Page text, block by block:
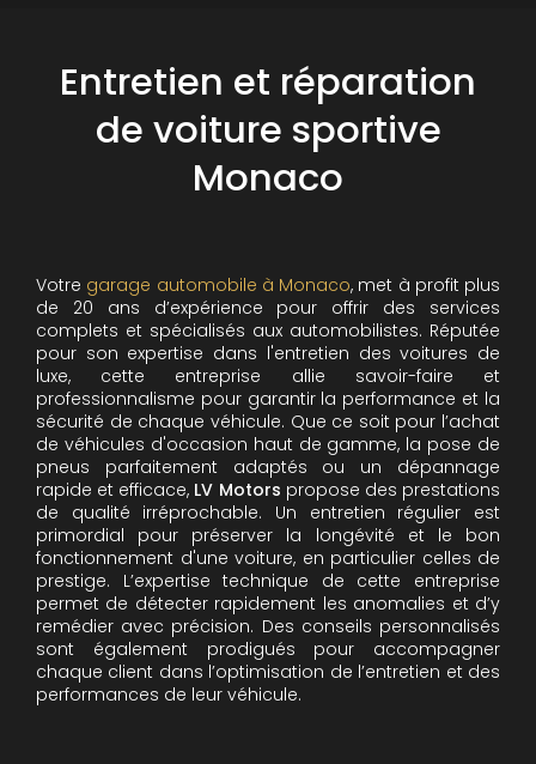
Entretien et réparation
de voiture sportive
Monaco
Votre garage automobile à Monaco, met à profit plus
de 20 ans d’expérience pour offrir des services
complets et spécialisés aux automobilistes. Réputée
pour son expertise dans l'entretien des voitures de
luxe, cette entreprise allie savoir-faire et
professionnalisme pour garantir la performance et la
sécurité de chaque véhicule. Que ce soit pour l’achat
de véhicules d'occasion haut de gamme, la pose de
pneus parfaitement adaptés ou un dépannage
rapide et efficace, LV Motors propose des prestations
de qualité irréprochable. Un entretien régulier est
primordial pour préserver la longévité et le bon
fonctionnement d'une voiture, en particulier celles de
prestige. L’expertise technique de cette entreprise
permet de détecter rapidement les anomalies et d’y
remédier avec précision. Des conseils personnalisés
sont également prodigués pour accompagner
chaque client dans l’optimisation de l’entretien et des
performances de leur véhicule.